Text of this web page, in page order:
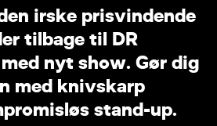
en irske prisvindende
er tilbage til DR
med nyt show. Gør dig
n med knivskarp
promisløs stand-up.